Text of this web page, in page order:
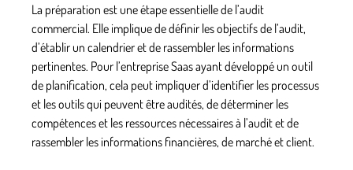
La préparation est une étape essentielle de l’audit
commercial. Elle implique de définir lesobjectifs de l’audit,
d’établir un calendrier et de rassembler les informations
pertinentes. Pour l’entreprise Saas ayant développé un outil
de planification, cela peut impliquer d’identifier les processus
et les outils qui peuvent être audités, de déterminer les
compétences et les ressources nécessaires à l’audit et de
rassembler les informations financières, de marché et client.